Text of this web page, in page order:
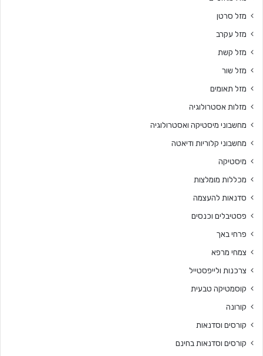
מזל סרטן
מזל עקרב
מזל קשת
מזל שור
מזל תאומים
מזלות אסטרולוגיה
מחשבוני מיסטיקה ואסטרולוגיה
מחשבוני קלוריות ודיאטה
מיסטיקה
מכללות מומלצות
סדנאות להעצמה
פסטיבלים וכנסים
פרחי באך
צמחי מרפא
צרכנות ולייפסטייל
קוסמטיקה טבעית
קורונה
קורסים וסדנאות
קורסים וסדנאות בחינם